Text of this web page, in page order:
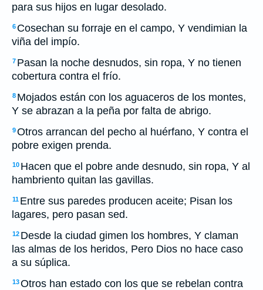
para sus hijos en lugar desolado.
6 Cosechan su forraje en el campo, Y vendimian la
viña del impío.
7 Pasan la noche desnudos, sin ropa, Y no tienen
cobertura contra el frío.
8 Mojados están con los aguaceros de los montes,
Y se abrazan a la peña por falta de abrigo.
9Otros arrancan del pecho al huérfano, Y contra el
pobre exigen prenda.
10 Hacen que el pobre ande desnudo, sin ropa, Y al
hambriento quitan las gavillas.
11 Entre sus paredes producen aceite; Pisan los
lagares, pero pasan sed.
12 Desde la ciudad gimen los hombres, Y claman
las almas de los heridos, Pero Dios no hace caso
a su súplica.
13Otros han estado con los que se rebelan contra